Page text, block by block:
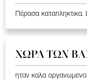
Πέρασα καταπληκτικα.
ΧΩΡΑ ΤΩΝ
ηταν καλα